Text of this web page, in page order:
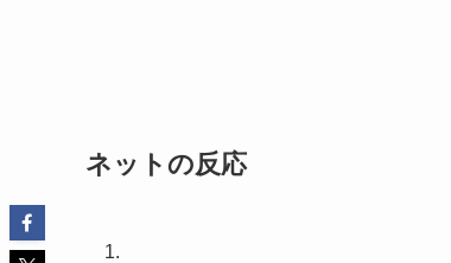
ネットの反応
1.